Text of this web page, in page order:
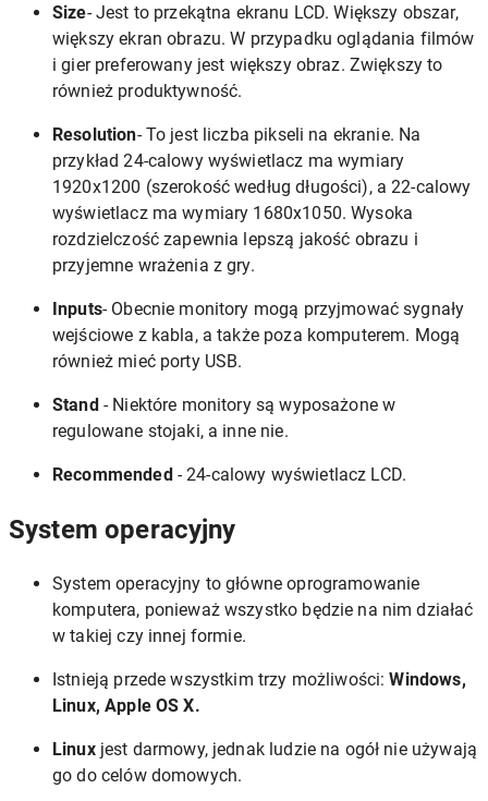
Size- Jest to przekątna ekranu LCD. Większy obszar,
większy ekran obrazu. W przypadku oglądania filmów
i gier preferowany jest większy obraz. Zwiększy to
również produktywność.
Resolution- To jest liczba pikseli na ekranie. Na
przykład 24-calowy wyświetlacz ma wymiary
1920x1200 (szerokość według długości), a 22-calowy
wyświetlacz ma wymiary 1680x1050. Wysoka
rozdzielczość zapewnia lepszą jakość obrazu i
przyjemne wrażenia z gry.
Inputs- Obecnie monitory mogą przyjmować sygnały
wejściowe z kabla, a także poza komputerem. Mogą
również mieć porty USB.
Stand- Niektóre monitory są wyposażone w
regulowane stojaki, a inne nie.
Recommended- 24-calowy wyświetlacz LCD.
System operacyjny
System operacyjny to główne oprogramowanie
komputera, ponieważ wszystko będzie na nim działać
w takiej czy innej formie.
Istnieją przede wszystkim trzy możliwości:Windows,
Linux, Apple OS X.
Linuxjest darmowy, jednak ludzie na ogół nie używają
go do celów domowych.